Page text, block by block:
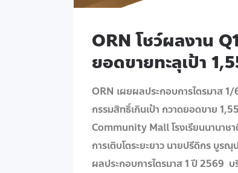
ORN โชว์ผลงาน
ยอดขายทะลุเป้า
ORN เผยผลประกอบการไตรมาส
กรรมสิทธิ์เกินเป้า กวาดยอดขาย
Community Mall โรงเรียนนานาช
การเติบโตระยะยาว นายปรีดิกร บูร
ผลประกอบการไตรมาส 1 ปี 2569